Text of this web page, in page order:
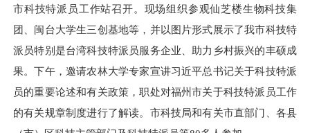
市科技特派员工作站召开。现场组织参观仙芝楼生物科技集
团、闽台大学生三创基地等，并以图片形式展示了我市科技特
派员特别是台湾科技特派员服务企业、助力乡村振兴的丰硕成
果。下午，邀请农林大学专家宣讲习近平总书记关于科技特派
员的重要论述和有关政策，职处对福州市关于科技特派员工作
的有关规章制度进行了解读。市科技局和有关市直部门、各县